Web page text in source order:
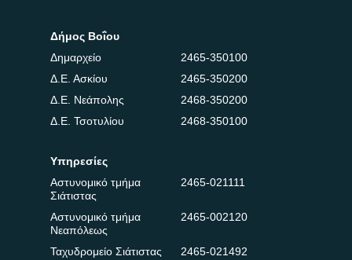
Δήμος Βοΐου
Δημαρχείο
2465-350100
Δ.Ε. Ασκίου
2465-350200
Δ.Ε. Νεάπολης
2468-350200
Δ.Ε. Τσοτυλίου
2468-350100
Υπηρεσίες
Αστυνομικό τμήμα
Σιάτιστας
2465-021111
Αστυνομικό τμήμα
Νεαπόλεως
2465-002120
Ταχυδρομείο Σιάτιστας
2465-021492